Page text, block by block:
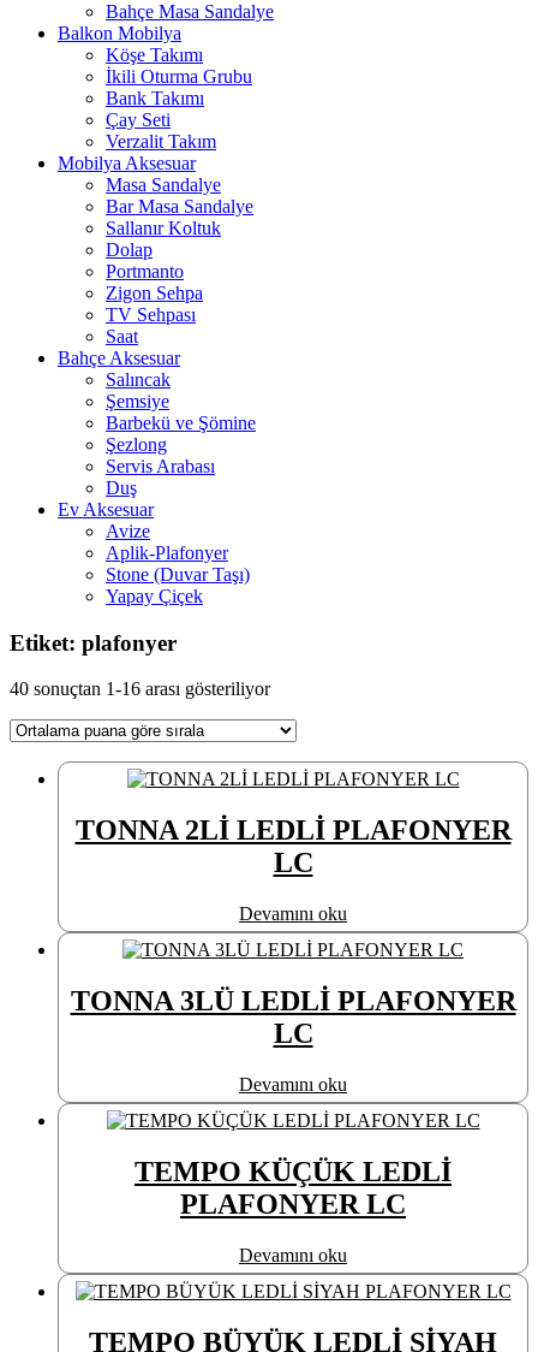
Bahçe Masa Sandalye
Balkon Mobilya
Köşe Takımı
İkili Oturma Grubu
Bank Takımı
Çay Seti
Verzalit Takım
Mobilya Aksesuar
Masa Sandalye
Bar Masa Sandalye
Sallanır Koltuk
Dolap
Portmanto
Zigon Sehpa
TV Sehpası
Saat
Bahçe Aksesuar
Salıncak
Şemsiye
Barbekü ve Şömine
Şezlong
Servis Arabası
Duş
Ev Aksesuar
Avize
Aplik-Plafonyer
Stone (Duvar Taşı)
Yapay Çiçek
Etiket: plafonyer
40 sonuçtan 1-16 arası gösteriliyorEn
oy
göre
TONNA 2Lİ LEDLİ PLAFONYER
LC
Devamını oku
TONNA 3LÜ LEDLİ PLAFONYER
LC
Devamını oku
TEMPO KÜÇÜK LEDLİ
PLAFONYER LC
Devamını oku
TEMPO BÜYÜK LEDLİ SİYAH